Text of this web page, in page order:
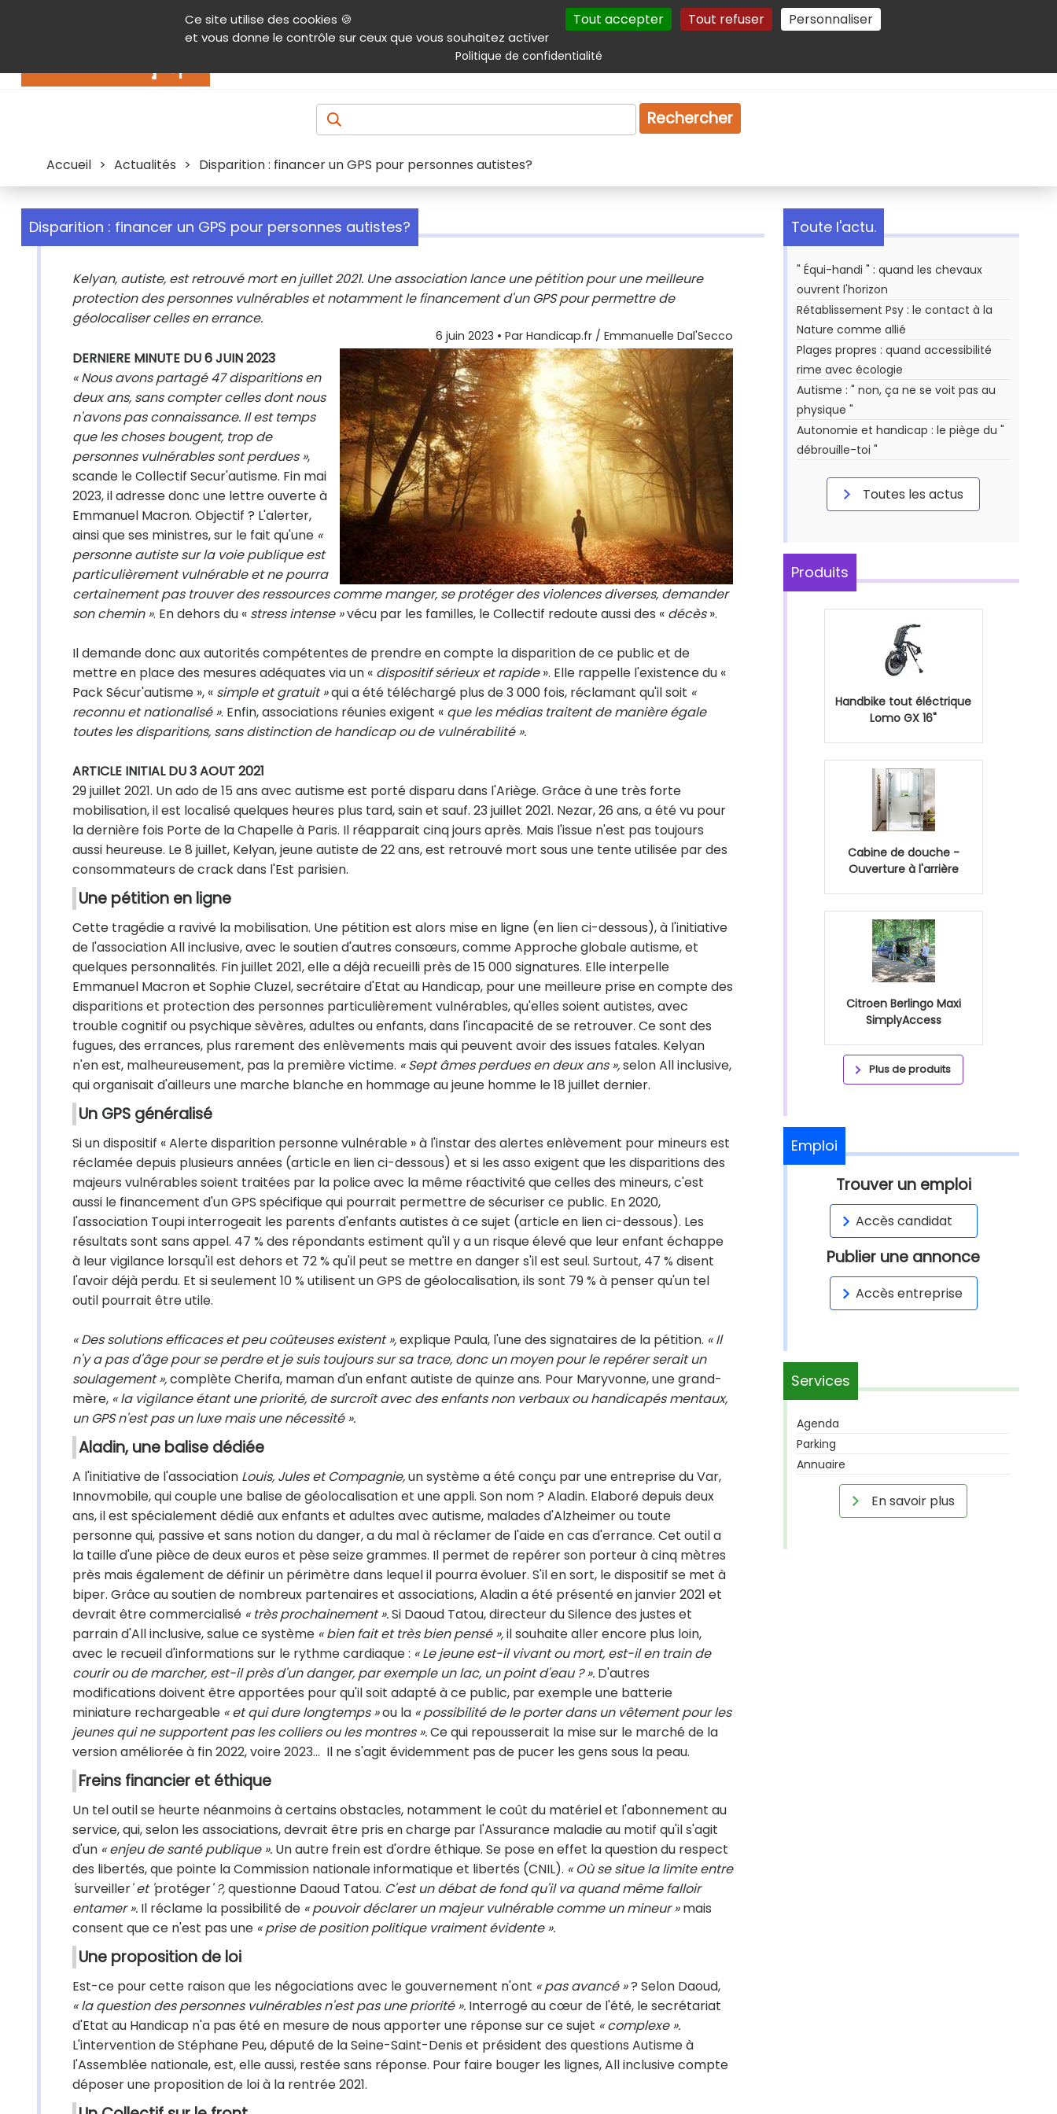
Ce site utilise des cookies 🍪
et vous donne le contrôle sur ceux que vous souhaitez activer
Tout accepter Tout refuser Personnaliser
Politique de confidentialité
Contenu Aide et accessibilité Menu principal Autres services Plan du site Gestion des cookies
Produits & services Emploi Droit
Rechercher
Accueil > Actualités > Disparition : financer un GPS pour personnes autistes?
Disparition : financer un GPS pour personnes autistes?
Kelyan, autiste, est retrouvé mort en juillet 2021. Une association lance une pétition pour une meilleure
protection des personnes vulnérables et notamment le financement d'un GPS pour permettre de
géolocaliser celles en errance.
6 juin 2023 • Par Handicap.fr / Emmanuelle Dal'Secco
DERNIERE MINUTE DU 6 JUIN 2023
« Nous avons partagé 47 disparitions en
deux ans, sans compter celles dont nous
n'avons pas connaissance. Il est temps
que les choses bougent, trop de
personnes vulnérables sont perdues »,
scande le Collectif Secur'autisme. Fin mai
2023, il adresse donc une lettre ouverte à
Emmanuel Macron. Objectif ? L'alerter,
ainsi que ses ministres, sur le fait qu'une «
personne autiste sur la voie publique est
particulièrement vulnérable et ne pourra
certainement pas trouver des ressources comme manger, se protéger des violences diverses, demander
son chemin ». En dehors du « stress intense »vécu par les familles, le Collectif redoute aussi des « décès».
Il demande donc aux autorités compétentes de prendre en compte la disparition de ce public et de
mettre en place des mesures adéquates via un « dispositif sérieux et rapide». Elle rappelle l'existence du «
Pack Sécur'autisme », « simple et gratuit »qui a été téléchargé plus de 3 000 fois, réclamant qu'il soit «
reconnu et nationalisé ». Enfin, associations réunies exigent « que les médias traitent de manière égale
toutes les disparitions, sans distinction de handicap ou de vulnérabilité ».
ARTICLE INITIAL DU 3 AOUT 2021
29 juillet 2021. Un ado de 15 ans avec autisme est porté disparu dans l'Ariège. Grâce à une très forte
mobilisation, il est localisé quelques heures plus tard, sain et sauf. 23 juillet 2021. Nezar, 26 ans, a été vu pour
la dernière fois Porte de la Chapelle à Paris. Il réapparait cinq jours après. Mais l'issue n'est pas toujours
aussi heureuse. Le 8 juillet, Kelyan, jeune autiste de 22 ans, est retrouvé mort sous une tente utilisée par des
consommateurs de crack dans l'Est parisien.
Une pétition en ligne
Cette tragédie a ravivé la mobilisation. Une pétition est alors mise en ligne (en lien ci-dessous), à l'initiative
de l'association All inclusive, avec le soutien d'autres consœurs, comme Approche globale autisme, et
quelques personnalités. Fin juillet 2021, elle a déjà recueilli près de 15 000 signatures. Elle interpelle
Emmanuel Macron et Sophie Cluzel, secrétaire d'Etat au Handicap, pour une meilleure prise en compte des
disparitions et protection des personnes particulièrement vulnérables, qu'elles soient autistes, avec
trouble cognitif ou psychique sèvères, adultes ou enfants, dans l'incapacité de se retrouver. Ce sont des
fugues, des errances, plus rarement des enlèvements mais qui peuvent avoir des issues fatales. Kelyan
n'en est, malheureusement, pas la première victime. « Sept âmes perdues en deux ans »,selon All inclusive,
qui organisait d'ailleurs une marche blanche en hommage au jeune homme le 18 juillet dernier.
Un GPS généralisé
Si un dispositif « Alerte disparition personne vulnérable » à l'instar des alertes enlèvement pour mineurs est
réclamée depuis plusieurs années (article en lien ci-dessous) et si les asso exigent que les disparitions des
majeurs vulnérables soient traitées par la police avec la même réactivité que celles des mineurs, c'est
aussi le financement d'un GPS spécifique qui pourrait permettre de sécuriser ce public. En 2020,
l'association Toupi interrogeait les parents d'enfants autistes à ce sujet (article en lien ci-dessous). Les
résultats sont sans appel. 47 % des répondants estiment qu'il y a un risque élevé que leur enfant échappe
à leur vigilance lorsqu'il est dehors et 72 % qu'il peut se mettre en danger s'il est seul. Surtout, 47 % disent
l'avoir déjà perdu. Et si seulement 10 % utilisent un GPS de géolocalisation, ils sont 79 % à penser qu'un tel
outil pourrait être utile.
« Des solutions efficaces et peu coûteuses existent »,explique Paula, l'une des signataires de la pétition. « Il
n'y a pas d'âge pour se perdre et je suis toujours sur sa trace, donc un moyen pour le repérer serait un
soulagement »,complète Cherifa, maman d'un enfant autiste de quinze ans. Pour Maryvonne, une grand-
mère, « la vigilance étant une priorité, de surcroît avec des enfants non verbaux ou handicapés mentaux,
un GPS n'est pas un luxe mais une nécessité ».
Aladin, une balise dédiée
A l'initiative de l'association Louis, Jules et Compagnie,un système a été conçu par une entreprise du Var,
Innovmobile, qui couple une balise de géolocalisation et une appli. Son nom ? Aladin. Elaboré depuis deux
ans, il est spécialement dédié aux enfants et adultes avec autisme, malades d'Alzheimer ou toute
personne qui, passive et sans notion du danger, a du mal à réclamer de l'aide en cas d'errance. Cet outil a
la taille d'une pièce de deux euros et pèse seize grammes. Il permet de repérer son porteur à cinq mètres
près mais également de définir un périmètre dans lequel il pourra évoluer. S'il en sort, le dispositif se met à
biper. Grâce au soutien de nombreux partenaires et associations, Aladin a été présenté en janvier 2021 et
devrait être commercialisé « très prochainement ».Si Daoud Tatou, directeur du Silence des justes et
parrain d'All inclusive, salue ce système « bien fait et très bien pensé »,il souhaite aller encore plus loin,
avec le recueil d'informations sur le rythme cardiaque : « Le jeune est-il vivant ou mort, est-il en train de
courir ou de marcher, est-il près d'un danger, par exemple un lac, un point d'eau ? ». D'autres
modifications doivent être apportées pour qu'il soit adapté à ce public, par exemple une batterie
miniature rechargeable « et qui dure longtemps »ou la « possibilité de le porter dans un vêtement pour les
jeunes qui ne supportent pas les colliers ou les montres ».Ce qui repousserait la mise sur le marché de la
version améliorée à fin 2022, voire 2023… Il ne s'agit évidemment pas de pucer les gens sous la peau.
Freins financier et éthique
Un tel outil se heurte néanmoins à certains obstacles, notamment le coût du matériel et l'abonnement au
service, qui, selon les associations, devrait être pris en charge par l'Assurance maladie au motif qu'il s'agit
d'un « enjeu de santé publique ». Un autre frein est d'ordre éthique. Se pose en effet la question du respect
des libertés, que pointe la Commission nationale informatique et libertés (CNIL). « Où se situe la limite entre
surveiller' et ' protéger' ?,questionne Daoud Tatou. C'est un débat de fond qu'il va quand même falloir
entamer ». Il réclame la possibilité de « pouvoir déclarer un majeur vulnérable comme un mineur »mais
consent que ce n'est pas une « prise de position politique vraiment évidente ».
Une proposition de loi
Est-ce pour cette raison que les négociations avec le gouvernement n'ont « pas avancé »? Selon Daoud,
« la question des personnes vulnérables n'est pas une priorité ». Interrogé au cœur de l'été, le secrétariat
d'Etat au Handicap n'a pas été en mesure de nous apporter une réponse sur ce sujet « complexe ».
L'intervention de Stéphane Peu, député de la Seine-Saint-Denis et président des questions Autisme à
l'Assemblée nationale, est, elle aussi, restée sans réponse. Pour faire bouger les lignes, All inclusive compte
déposer une proposition de loi à la rentrée 2021.
Toute l'actu.
" Équi-handi " : quand les chevaux
ouvrent l'horizon
Rétablissement Psy : le contact à la
Nature comme allié
Plages propres : quand accessibilité
rime avec écologie
Autisme : " non, ça ne se voit pas au
physique "
Autonomie et handicap : le piège du "
débrouille-toi "
Toutes les actus
Produits
Handbike tout éléctrique
Lomo GX 16"
Cabine de douche -
Ouverture à l'arrière
Citroen Berlingo Maxi
SimplyAccess
Plus de produits
Emploi
Trouver un emploi
Accès candidat
Publier une annonce
Accès entreprise
Services
Agenda
Parking
Annuaire
En savoir plus